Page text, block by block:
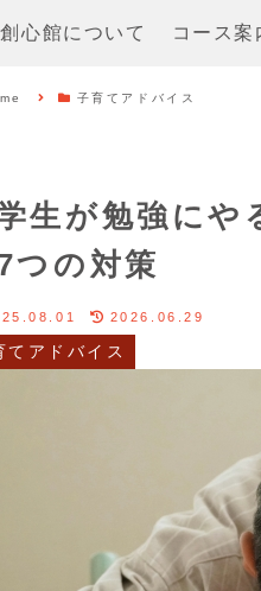
創心館について コース案
子育てアドバイス
生が勉強にや
つの対策
てアドバイス
2026.06.29